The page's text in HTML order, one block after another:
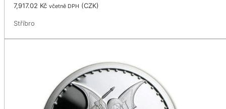
7,917.02 Kč včetně DPH (CZK)
Stříbro